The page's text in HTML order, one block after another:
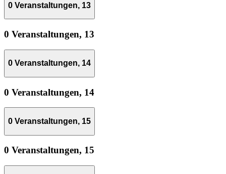
0 Veranstaltungen, 13
0 Veranstaltungen, 13
0 Veranstaltungen, 14
0 Veranstaltungen, 14
0 Veranstaltungen, 15
0 Veranstaltungen, 15